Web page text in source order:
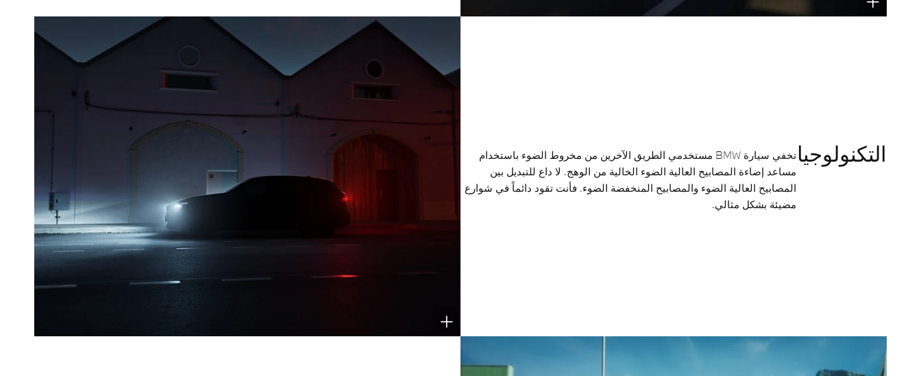
التكنولوجيا
تخفي سيارة BMW مستخدمي الطريق الآخرين من مخروط الضوء باستخدام
مساعد إضاءة المصابيح العالية الضوء الخالية من الوهج. لا داع للتبديل بين
المصابيح العالية الضوء والمصابيح المنخفضة الضوء. فأنت تقود دائماً في شوارع
مضيئة بشكل مثالي.